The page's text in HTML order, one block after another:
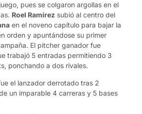
pues se colgaron argollas en el
Roel Ramírez subió al centro del
en el noveno capítulo para bajar la
orden y apuntándose su primer
El pitcher ganador fue
trabajó 5 entradas permitiendo 3
ponchando a dos rivales.
el lanzador derrotado tras 2
un imparable 4 carreras y 5 bases